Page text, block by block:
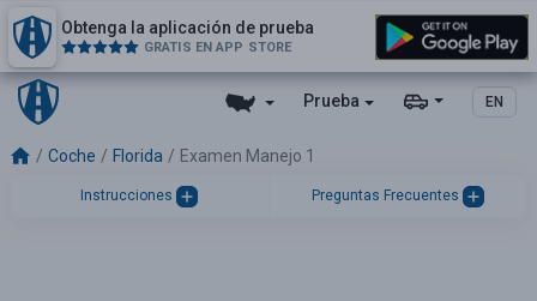
Prueba EN
Obtenga la aplicación de prueba
GRATIS EN APP STORE
Coche Florida Examen Manejo 1
Instrucciones Preguntas Frecuentes